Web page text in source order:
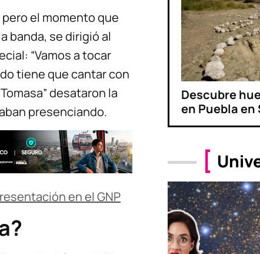
el momento que
banda, se dirigió al
“Vamos a tocar
tiene que cantar con
desataron la
presenciando.
en el GNP
Descubre
en Puebla en